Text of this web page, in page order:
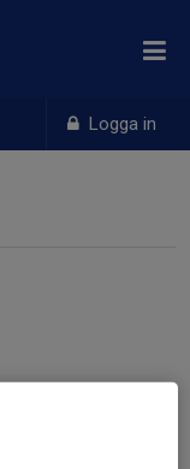
Logga in